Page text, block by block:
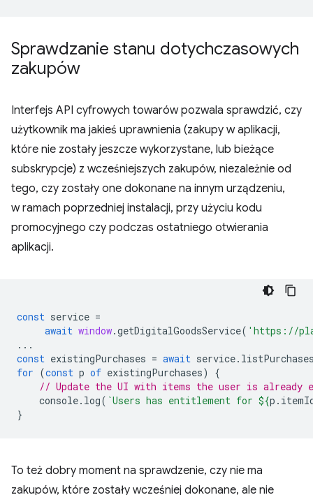
Sprawdzanie stanu dotychczasowych
zakupów
Interfejs API cyfrowych towarów pozwala sprawdzić, czy
użytkownik ma jakieś uprawnienia (zakupy w aplikacji,
które nie zostały jeszcze wykorzystane, lub bieżące
subskrypcje) z wcześniejszych zakupów, niezależnie od
tego, czy zostały one dokonane na innym urządzeniu,
w ramach poprzedniej instalacji, przy użyciu kodu
promocyjnego czy podczas ostatniego otwierania
aplikacji.
const service =
await window.getDigitalGoodsService( 'https://
...
const existingPurchases = await service.
for (const p of existingPurchases)
{
// Update the UI with items the user is
console. log( `Users has entitlement for ${p .
}
To też dobry moment na sprawdzenie, czy nie ma
zakupów, które zostały wcześniej dokonane, ale nie